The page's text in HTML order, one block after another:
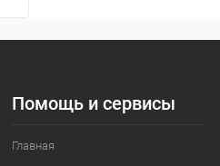
Помощь и сервисы
Главная